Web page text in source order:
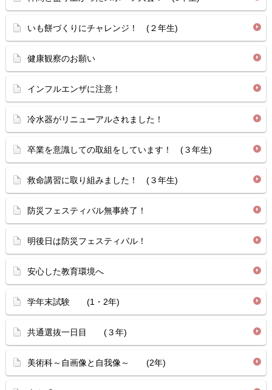
いも餅づくりにチャレンジ！ (２年生)
健康観察のお願い
インフルエンザに注意！
冷水器がリニューアルされました！
卒業を意識しての取組をしています！ (３年生)
救命講習に取り組みました！ (３年生)
防災フェスティバル無事終了！
明後日は防災フェスティバル！
安心した教育環境へ
学年末試験 (1・2年)
共通選抜一日目 (３年)
美術科～自画像と自我像～ (2年)